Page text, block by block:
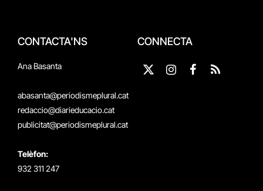
CONTACTA'NS
Ana Basanta
abasanta@periodismeplural.cat
redaccio@diarieducacio.cat
publicitat@periodismeplural.cat
Telèfon:
932 311 247
CONNECTA
X
Instagram
Facebook
RSS